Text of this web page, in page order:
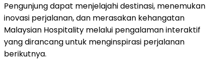
Pengunjung dapat menjelajahi destinasi, menemukan
inovasi perjalanan, dan merasakan kehangatan
Malaysian Hospitality melalui pengalaman interaktif
yang dirancang untuk menginspirasi perjalanan
berikutnya.